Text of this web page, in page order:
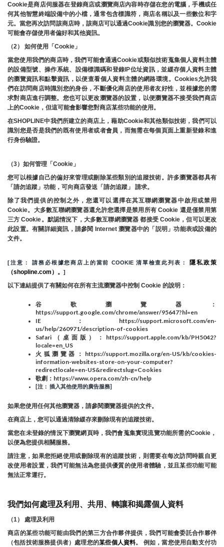
Cookie是商店伺服器在登錄商店或瀏覽商店內容時存儲在您的電腦，手機或任
何其他智慧終端設備中的小檔，通常包含標識符，商店名稱以及一些數位和字
元。當您再次訪問該商店時，該商店可以通過Cookie識別您的瀏覽器。Cookie
可能會存儲使用者偏好和其他資訊。
（2） 如何使用「Cookie」
當您使用我們的商店時，我們可能會通過Cookie或類似技術蒐集個人資料主體
的設備型號、操作系統、設備標識碼和登錄IP位址資訊，並緩存個人資料主體
的瀏覽資訊和點擊資訊，以便查看個人資料主體的網路環境。Cookies允許我
們在訪問商店時識別您的身份，不斷優化商店的使用者友好性，並根據您的需
求對商店進行調整。您也可以更改瀏覽器的設置，以便瀏覽器不接受我們商店
上的Cookie，但這可能會影響您對商店某些功能的使用。
在SHOPLINE中我們所建立的商店上，藉助Cookie和其他類似技術，我們可以
識別您是否是我們的既有使用者或者會員，而無需在每個頁面上重新登錄和進
行身份驗證。
（3）如何管理「Cookie」
您可以根據自己的偏好來管理或刪除某些類別的追蹤技術。許多瀏覽器都具有
「請勿追蹤」功能，可向商店發送「請勿追蹤」 請求。
除了我們提供的控制之外，您還可以選擇在其互聯網瀏覽器中啟用或禁用
Cookie。大多數互聯網瀏覽器還允許您選擇是禁用所有 Cookie 還是僅禁用第
三方 Cookie。默認情況下，大多數互聯網瀏覽器 都接受 Cookie，但可以更改
此設置。有關詳細資訊，請參閱 Internet 瀏覽器中的「説明」功能表或設備的
文件。
[注意： 請務必根據您商店上的當前 COOKIE 清單檢查此列表： 隱私政策
（shopline.com）。 ]
以下連結提供了有關如何在所有主流瀏覽器中控制 Cookie 的說明：
谷歌瀏覽器：
https://support.google.com/chrome/answer/95647?hl=en
IE：https://support.microsoft.com/en-
us/help/260971/description-of-cookies
Safari（桌面版）：https://support.apple.com/kb/PH5042?
locale=en_US
火狐瀏覽器：https://support.mozilla.org/en-US/kb/cookies-
information-websites-store-on-your-computer?
redirectlocale=en-US&redirectslug=Cookies
歌劇：https://www.opera.com/zh-cn/help
[注： 插入其他使用的廣告服務]
如果您使用任何其他瀏覽器，請參閱瀏覽器提供的文件。
在商店上，您可以通過清除緩存來刪除現有的追蹤技術。
當您在未登錄的情況下瀏覽網頁時，我們會蒐集實現流覽功能所需的Cookie，
以便為您提供相關服務。
請注意，如果您拒絕使用或刪除現有的追蹤技術，則需要在每次訪問時親自更
改使用者設置，我們可能無法為您提供優質的使用者體驗，並且某些功能可能
無法正常運行。
我們如何處理及利用、共用、轉讓和揭露個人資料
（1） 處理及利用
商店的某些功能可能由我們的第三方合作夥伴提供，我們可能會委託合作夥伴
（包括技術服務提供者）處理您的某些個人資料。 例如，當您使用自動支付功